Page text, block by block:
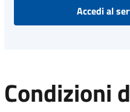
Accedi al
Condizioni